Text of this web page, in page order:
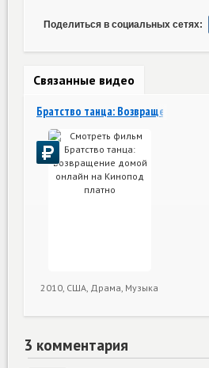
Поделиться в социальных сетях:
Связанные видео
Братство танца: Возвращение домой
2010, США, Драма, Музыка
3 комментария